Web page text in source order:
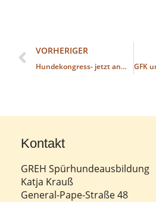
VORHERIGER
Hundekongress- jetzt anmelden und kostenlos dabei sein!
Kontakt
GREH Spürhundeausbildung
Katja Krauß
General-Pape-Straße 48